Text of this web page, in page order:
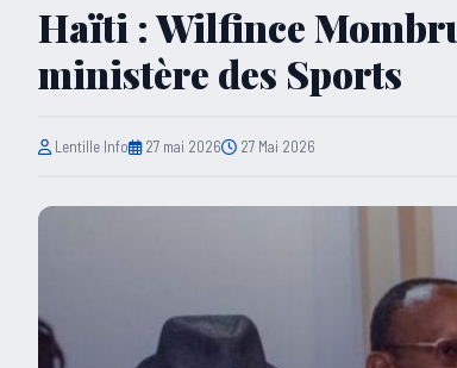
Haïti : Wilfince
ministère des Sports
Lentille Info 27 mai 2026 27 Mai 2026